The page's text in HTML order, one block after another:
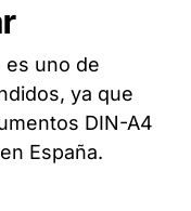
es uno de
ya que
DIN-A4
España.